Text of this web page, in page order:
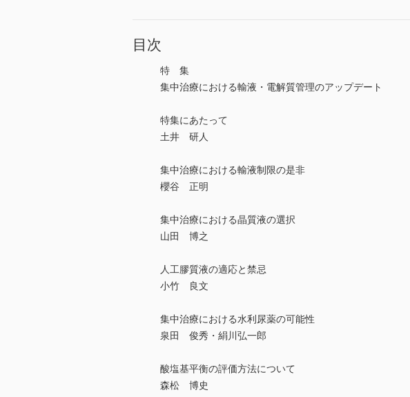
目次
特 集
集中治療における輸液・電解質管理のアップデート
特集にあたって
土井 研人
集中治療における輸液制限の是非
櫻谷 正明
集中治療における晶質液の選択
山田 博之
人工膠質液の適応と禁忌
小竹 良文
集中治療における水利尿薬の可能性
泉田 俊秀・絹川弘一郎
酸塩基平衡の評価方法について
森松 博史